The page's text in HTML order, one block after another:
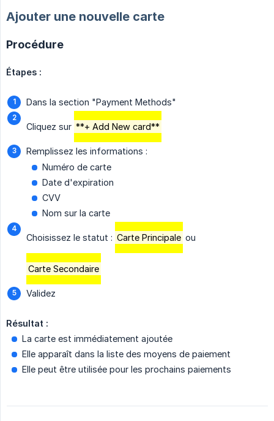
Ajouter une nouvelle carte
Procédure
Étapes :
Dans la section "Payment Methods"
Cliquez sur **+ Add New card**
Remplissez les informations :
Numéro de carte
Date d'expiration
CVV
Nom sur la carte
Choisissez le statut : Carte Principale ou
Carte Secondaire
Validez
Résultat :
La carte est immédiatement ajoutée
Elle apparaît dans la liste des moyens de paiement
Elle peut être utilisée pour les prochains paiements